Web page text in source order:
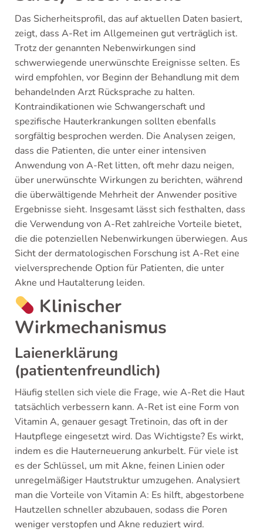
Das Sicherheitsprofil, das auf aktuellen Daten basiert,
zeigt, dass A-Ret im Allgemeinen gut verträglich ist.
Trotz der genannten Nebenwirkungen sind
schwerwiegende unerwünschte Ereignisse selten. Es
wird empfohlen, vor Beginn der Behandlung mit dem
behandelnden Arzt Rücksprache zu halten.
Kontraindikationen wie Schwangerschaft und
spezifische Hauterkrankungen sollten ebenfalls
sorgfältig besprochen werden. Die Analysen zeigen,
dass die Patienten, die unter einer intensiven
Anwendung von A-Ret litten, oft mehr dazu neigen,
über unerwünschte Wirkungen zu berichten, während
die überwältigende Mehrheit der Anwender positive
Ergebnisse sieht. Insgesamt lässt sich festhalten, dass
die Verwendung von A-Ret zahlreiche Vorteile bietet,
die die potenziellen Nebenwirkungen überwiegen. Aus
Sicht der dermatologischen Forschung ist A-Ret eine
vielversprechende Option für Patienten, die unter
Akne und Hautalterung leiden.
Klinischer
Wirkmechanismus
Laienerklärung
(patientenfreundlich)
Häufig stellen sich viele die Frage, wie A-Ret die Haut
tatsächlich verbessern kann. A-Ret ist eine Form von
Vitamin A, genauer gesagt Tretinoin, das oft in der
Hautpflege eingesetzt wird. Das Wichtigste? Es wirkt,
indem es die Hauterneuerung ankurbelt. Für viele ist
es der Schlüssel, um mit Akne, feinen Linien oder
unregelmäßiger Hautstruktur umzugehen. Analysiert
man die Vorteile von Vitamin A: Es hilft, abgestorbene
Hautzellen schneller abzubauen, sodass die Poren
weniger verstopfen und Akne reduziert wird.